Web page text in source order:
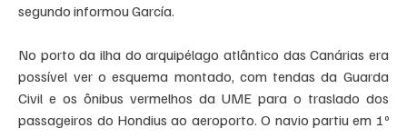
segundo informou García.
No porto da ilha do arquipélago atlântico das Canárias era
possível ver o esquema montado, com tendas da Guarda
Civil e os ônibus vermelhos da UME para o traslado dos
passageiros do Hondius ao aeroporto. O navio partiu em 1º